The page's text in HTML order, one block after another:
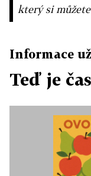
který si
Informace
Teď je